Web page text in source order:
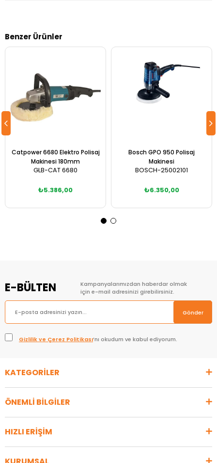
Benzer Ürünler
Catpower 6680 Elektro Polisaj
Makinesi 180mm
GLB-CAT 6680
₺5.386,00
Bosch GPO 950 Polisaj
Makinesi
BOSCH-25002101
₺6.350,00
E-BÜLTEN
Kampanyalarımızdan haberdar olmak
için e-mail adresinizi girebilirsiniz.
Gönder
Gizlilik ve Çerez Politikası’nı okudum ve kabul ediyorum.
KATEGORİLER
ÖNEMLİ BİLGİLER
HIZLI ERİŞİM